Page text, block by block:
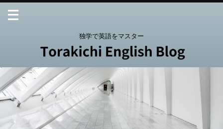
独学で英語をマスター